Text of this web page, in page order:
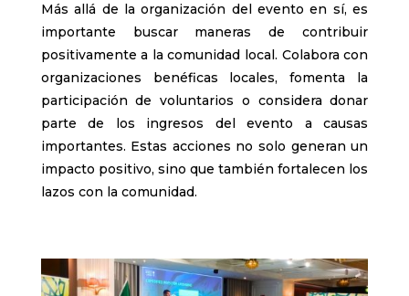
Más allá de la organización del evento en sí, es
importante buscar maneras de contribuir
positivamente a la comunidad local. Colabora con
organizaciones benéficas locales, fomenta la
participación de voluntarios o considera donar
parte de los ingresos del evento a causas
importantes. Estas acciones no solo generan un
impacto positivo, sino que también fortalecen los
lazos con la comunidad.